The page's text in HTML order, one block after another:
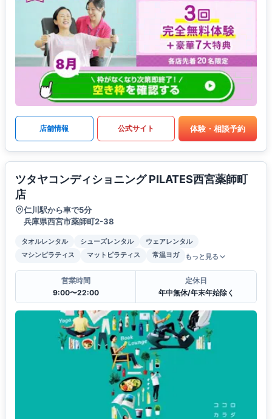
店舗情報 公式サイト 体験・相談予約
ツタヤコンディショニング PILATES西宮薬師町
店
仁川駅から車で5分
兵庫県西宮市薬師町2-38
タオルレンタル シューズレンタル
ウェアレンタル
マシンピラティス
マットピラティス 常温ヨガ もっと見る
営業時間
9:00〜22:00
定休日
年中無休/年末年始除く